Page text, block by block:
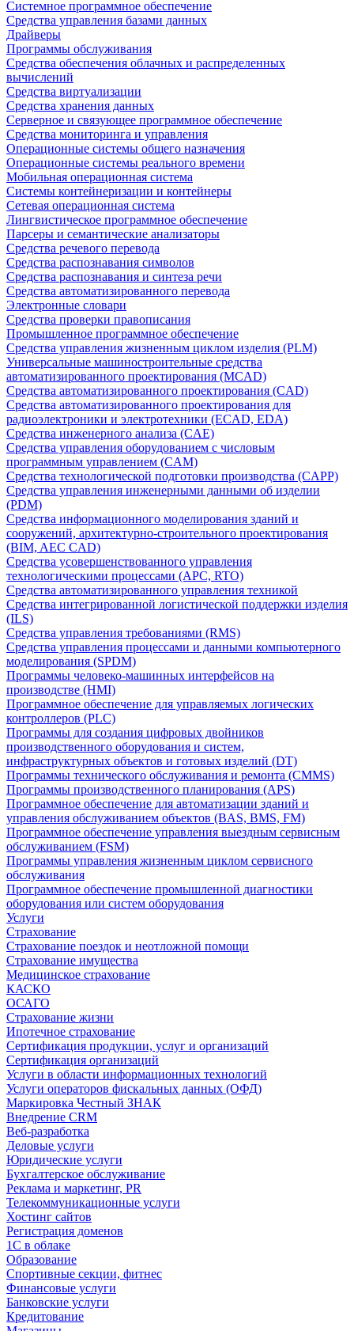
Системное программное обеспечение
Средства управления базами данных
Драйверы
Программы обслуживания
Средства обеспечения облачных и распределенных
вычислений
Средства виртуализации
Средства хранения данных
Серверное и связующее программное обеспечение
Средства мониторинга и управления
Операционные системы общего назначения
Операционные системы реального времени
Мобильная операционная система
Системы контейнеризации и контейнеры
Сетевая операционная система
Лингвистическое программное обеспечение
Парсеры и семантические анализаторы
Средства речевого перевода
Средства распознавания символов
Средства распознавания и синтеза речи
Средства автоматизированного перевода
Электронные словари
Средства проверки правописания
Промышленное программное обеспечение
Средства управления жизненным циклом изделия (PLM)
Универсальные машиностроительные средства
автоматизированного проектирования (MCAD)
Средства автоматизированного проектирования (CAD)
Средства автоматизированного проектирования для
радиоэлектроники и электротехники (ECAD, EDA)
Средства инженерного анализа (CAE)
Средства управления оборудованием с числовым
программным управлением (CAM)
Средства технологической подготовки производства (CAPP)
Средства управления инженерными данными об изделии
(PDM)
Средства информационного моделирования зданий и
сооружений, архитектурно-строительного проектирования
(BIM, AEC CAD)
Средства усовершенствованного управления
технологическими процессами (APC, RTO)
Средства автоматизированного управления техникой
Средства интегрированной логистической поддержки изделия
(ILS)
Средства управления требованиями (RMS)
Средства управления процессами и данными компьютерного
моделирования (SPDM)
Программы человеко-машинных интерфейсов на
производстве (HMI)
Программное обеспечение для управляемых логических
контроллеров (PLC)
Программы для создания цифровых двойников
производственного оборудования и систем,
инфраструктурных объектов и готовых изделий (DT)
Программы технического обслуживания и ремонта (CMMS)
Программы производственного планирования (APS)
Программное обеспечение для автоматизации зданий и
управления обслуживанием объектов (BAS, BMS, FM)
Программное обеспечение управления выездным сервисным
обслуживанием (FSM)
Программы управления жизненным циклом сервисного
обслуживания
Программное обеспечение промышленной диагностики
оборудования или систем оборудования
Услуги
Страхование
Страхование поездок и неотложной помощи
Страхование имущества
Медицинское страхование
КАСКО
ОСАГО
Страхование жизни
Ипотечное страхование
Сертификация продукции, услуг и организаций
Сертификация организаций
Услуги в области информационных технологий
Услуги операторов фискальных данных (ОФД)
Маркировка Честный ЗНАК
Внедрение CRM
Веб-разработка
Деловые услуги
Юридические услуги
Бухгалтерское обслуживание
Реклама и маркетинг, PR
Телекоммуникационные услуги
Хостинг сайтов
Регистрация доменов
1С в облаке
Образование
Спортивные секции, фитнес
Финансовые услуги
Банковские услуги
Кредитование